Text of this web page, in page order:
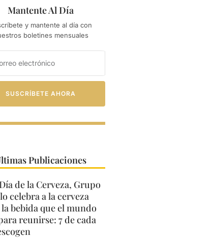
Mantente Al Día
y mantente al día con
boletines mensuales
SUSCRÍBETE AHORA
Publicaciones
de la Cerveza, Grupo
celebra a la cerveza
bebida que el mundo
reunirse: 7 de cada